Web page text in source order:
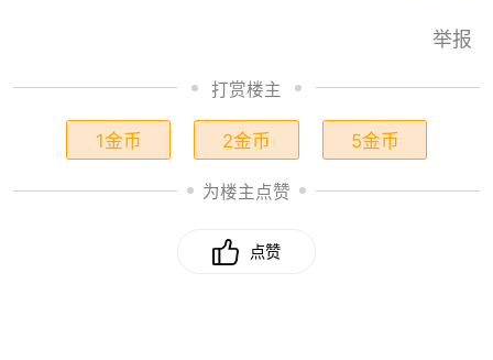
举报
打赏楼主
1金币 2金币 5金币
为楼主点赞
点赞